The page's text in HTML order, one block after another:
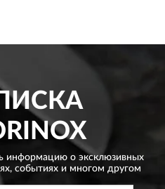
информацию о эксклюзивных
событиях и многом другом